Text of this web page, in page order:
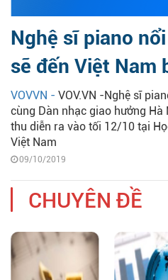
Nghệ sĩ piano
sẽ đến Việt Nam
VOVVN - VOV.VN -Nghệ sĩ
cùng Dàn nhạc giao hưởng
thu diễn ra vào tối 12/10 tại
Việt Nam
09/10/2019
CHUYÊN ĐỀ